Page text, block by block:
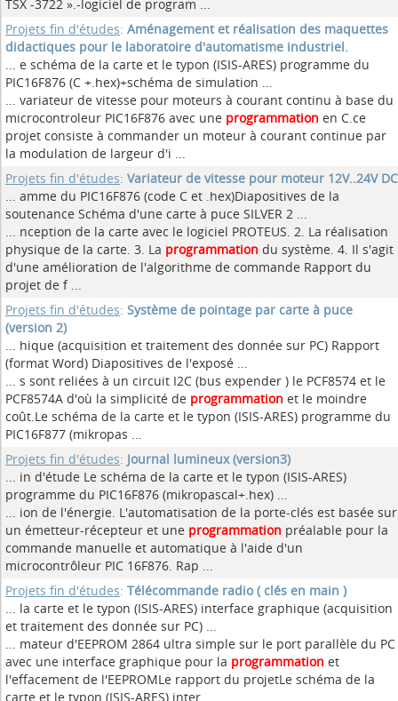
TSX -3722 ».-logiciel de program ...
Projets fin d'études: Aménagement et réalisation des maquettes
didactiques pour le laboratoire d'automatisme industriel.
... e schéma de la carte et le typon (ISIS-ARES) programme du
PIC16F876 (C +.hex)+schéma de simulation ...
... variateur de vitesse pour moteurs à courant continu à base du
microcontroleur PIC16F876 avec une programmation en C.ce
projet consiste à commander un moteur à courant continue par
la modulation de largeur d'i ...
Projets fin d'études: Variateur de vitesse pour moteur 12V..24V DC
... amme du PIC16F876 (code C et .hex)Diapositives de la
soutenance Schéma d'une carte à puce SILVER 2 ...
... nception de la carte avec le logiciel PROTEUS. 2. La réalisation
physique de la carte. 3. La programmation du système. 4. Il s'agit
d'une amélioration de l'algorithme de commande Rapport du
projet de f ...
Projets fin d'études: Système de pointage par carte à puce
(version 2)
... hique (acquisition et traitement des donnée sur PC) Rapport
(format Word) Diapositives de l'exposé ...
... s sont reliées à un circuit I2C (bus expender ) le PCF8574 et le
PCF8574A d'où la simplicité de programmation et le moindre
coût.Le schéma de la carte et le typon (ISIS-ARES) programme du
PIC16F877 (mikropas ...
Projets fin d'études: Journal lumineux (version3)
... in d'étude Le schéma de la carte et le typon (ISIS-ARES)
programme du PIC16F876 (mikropascal+.hex) ...
... ion de l'énergie. L'automatisation de la porte-clés est basée sur
un émetteur-récepteur et une programmation préalable pour la
commande manuelle et automatique à l'aide d'un
microcontrôleur PIC 16F876. Rap ...
Projets fin d'études: Télécommande radio ( clés en main )
... la carte et le typon (ISIS-ARES) interface graphique (acquisition
et traitement des donnée sur PC) ...
... mateur d'EEPROM 2864 ultra simple sur le port parallèle du PC
avec une interface graphique pour la programmation et
l'effacement de l'EEPROMLe rapport du projetLe schéma de la
carte et le typon (ISIS-ARES) inter ...